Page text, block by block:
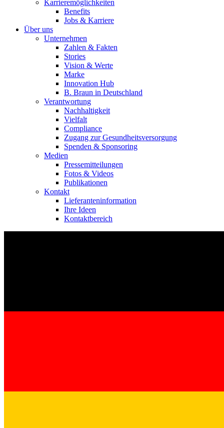
Karrieremöglichkeiten
Benefits
Jobs & Karriere
Über uns
Unternehmen
Zahlen & Fakten
Stories
Vision & Werte
Marke
Innovation Hub
B. Braun in Deutschland
Verantwortung
Nachhaltigkeit
Vielfalt
Compliance
Zugang zur Gesundheitsversorgung
Spenden & Sponsoring
Medien
Pressemitteilungen
Fotos & Videos
Publikationen
Kontakt
Lieferanteninformation
Ihre Ideen
Kontaktbereich